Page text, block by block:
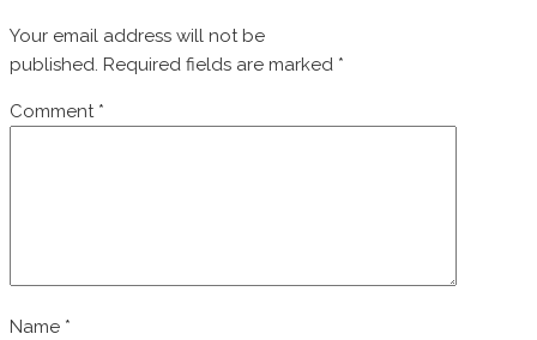
Your email address will not be
published. Required fields are marked *
Comment *
Name *